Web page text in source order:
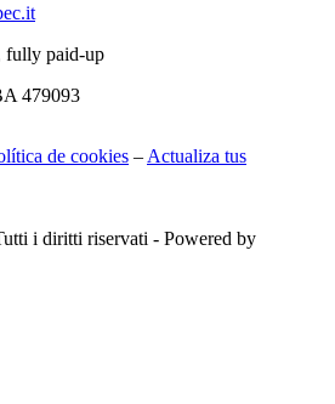
fully paid-up
479093
de cookies – Actualiza tus
i diritti riservati - Powered by